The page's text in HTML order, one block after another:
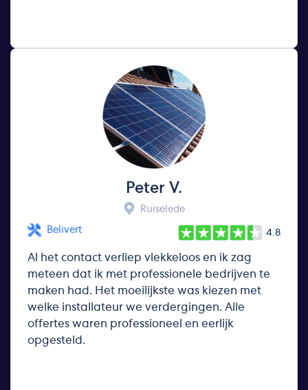
Peter V.
Ruiselede
Belivert 4.8
Al het contact verliep vlekkeloos en ik zag
meteen dat ik met professionele bedrijven te
maken had. Het moeilijkste was kiezen met
welke installateur we verdergingen. Alle
offertes waren professioneel en eerlijk
opgesteld.